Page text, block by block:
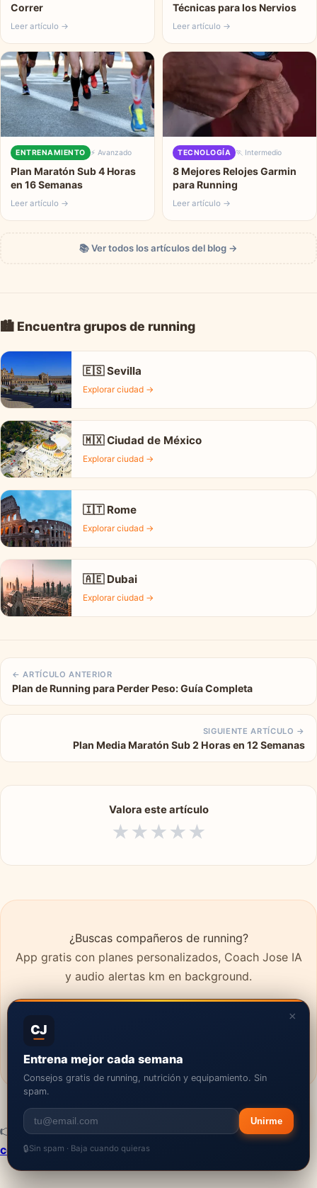
Correr
Leer artículo →
Técnicas para los Nervios
Leer artículo →
ENTRENAMIENTO ⚡ Avanzado
Plan Maratón Sub 4 Horas
en 16 Semanas
Leer artículo →
TECNOLOGÍA 🏃 Intermedio
8 Mejores Relojes Garmin
para Running
Leer artículo →
📚 Ver todos los artículos del blog →
🏙️ Encuentra grupos de running
🇪🇸 Sevilla
Explorar ciudad →
🇲🇽 Ciudad de México
Explorar ciudad →
🇮🇹 Rome
Explorar ciudad →
🇦🇪 Dubai
Explorar ciudad →
← ARTÍCULO ANTERIOR
Plan de Running para Perder Peso: Guía Completa
SIGUIENTE ARTÍCULO →
Plan Media Maratón Sub 2 Horas en 12 Semanas
Valora este artículo
★★★★★
¿Buscas compañeros de running?
App gratis con planes personalizados, Coach Jose IA
y audio alertas km en background.
👉 Te puede interesar:cómo recuperar las ganas de
correr
×
CJ
Entrena mejor cada semana
Consejos gratis de running, nutrición y equipamiento. Sin
spam.
Unirme
Sin spam · Baja cuando quieras